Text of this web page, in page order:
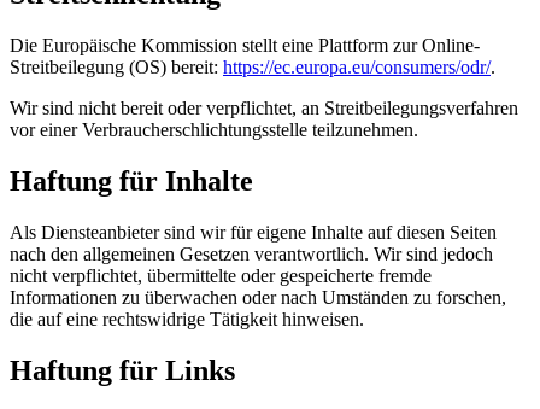
Die Europäische Kommission stellt eine Plattform zur Online-
Streitbeilegung (OS) bereit: https://ec.europa.eu/consumers/odr/.
Wir sind nicht bereit oder verpflichtet, an Streitbeilegungsverfahren
vor einer Verbraucherschlichtungsstelle teilzunehmen.
Haftung für Inhalte
Als Diensteanbieter sind wir für eigene Inhalte auf diesen Seiten
nach den allgemeinen Gesetzen verantwortlich. Wir sind jedoch
nicht verpflichtet, übermittelte oder gespeicherte fremde
Informationen zu überwachen oder nach Umständen zu forschen,
die auf eine rechtswidrige Tätigkeit hinweisen.
Haftung für Links